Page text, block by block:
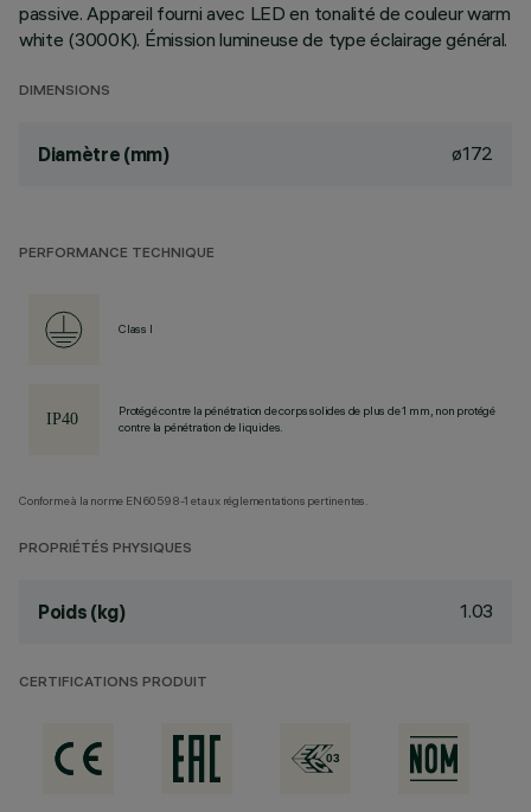
passive. Appareil fourni avec LED en tonalité de couleur warm
white (3000K). Émission lumineuse de type éclairage général.
DIMENSIONS
Diamètre (mm) ø172
PERFORMANCE TECHNIQUE
Class I
Protégé contre la pénétration de corps solides de plus de 1 mm, non protégé
contre la pénétration de liquides.
Conforme à la norme EN60598-1 et aux réglementations pertinentes.
PROPRIÉTÉS PHYSIQUES
Poids (kg) 1.03
CERTIFICATIONS PRODUIT